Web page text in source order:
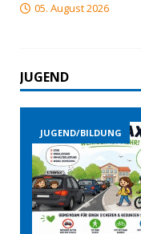
05. August 2026
JUGEND
JUGEND/BILDUNG